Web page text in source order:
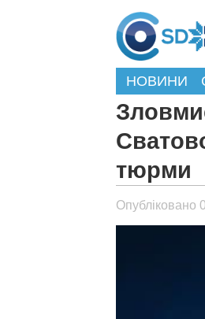
НОВИНИ
тюрми
Опубліковано